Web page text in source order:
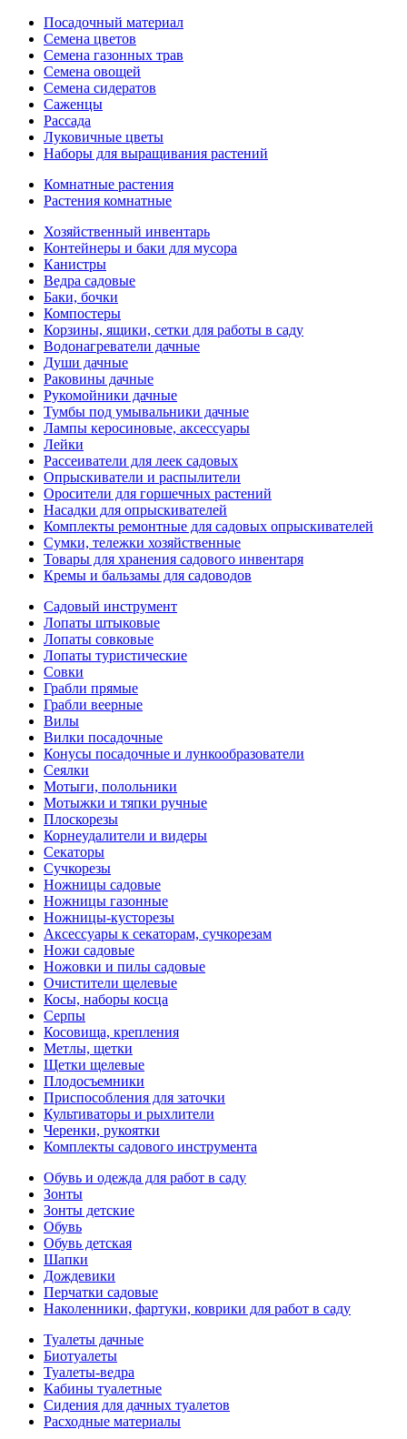
Посадочный материал
Семена цветов
Семена газонных трав
Семена овощей
Семена сидератов
Саженцы
Рассада
Луковичные цветы
Наборы для выращивания растений
Комнатные растения
Растения комнатные
Хозяйственный инвентарь
Контейнеры и баки для мусора
Канистры
Ведра садовые
Баки, бочки
Компостеры
Корзины, ящики, сетки для работы в саду
Водонагреватели дачные
Души дачные
Раковины дачные
Рукомойники дачные
Тумбы под умывальники дачные
Лампы керосиновые, аксессуары
Лейки
Рассеиватели для леек садовых
Опрыскиватели и распылители
Оросители для горшечных растений
Насадки для опрыскивателей
Комплекты ремонтные для садовых опрыскивателей
Сумки, тележки хозяйственные
Товары для хранения садового инвентаря
Кремы и бальзамы для садоводов
Садовый инструмент
Лопаты штыковые
Лопаты совковые
Лопаты туристические
Совки
Грабли прямые
Грабли веерные
Вилы
Вилки посадочные
Конусы посадочные и лункообразователи
Сеялки
Мотыги, полольники
Мотыжки и тяпки ручные
Плоскорезы
Корнеудалители и видеры
Секаторы
Сучкорезы
Ножницы садовые
Ножницы газонные
Ножницы-кусторезы
Аксессуары к секаторам, сучкорезам
Ножи садовые
Ножовки и пилы садовые
Очистители щелевые
Косы, наборы косца
Серпы
Косовища, крепления
Метлы, щетки
Щетки щелевые
Плодосъемники
Приспособления для заточки
Культиваторы и рыхлители
Черенки, рукоятки
Комплекты садового инструмента
Обувь и одежда для работ в саду
Зонты
Зонты детские
Обувь
Обувь детская
Шапки
Дождевики
Перчатки садовые
Наколенники, фартуки, коврики для работ в саду
Туалеты дачные
Биотуалеты
Туалеты-ведра
Кабины туалетные
Сидения для дачных туалетов
Расходные материалы